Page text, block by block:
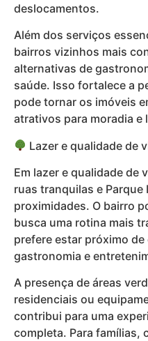
deslocamentos.
Além dos serviços
bairros vizinhos mais
alternativas de
saúde. Isso fortalece a
pode tornar os imóveis
atrativos para moradia e
Lazer e qualidade de
Em lazer e qualidade de
ruas tranquilas e Parque
proximidades. O bairro
busca uma rotina mais
prefere estar próximo
gastronomia e
A presença de áreas
residenciais ou
contribui para uma
completa. Para famílias,